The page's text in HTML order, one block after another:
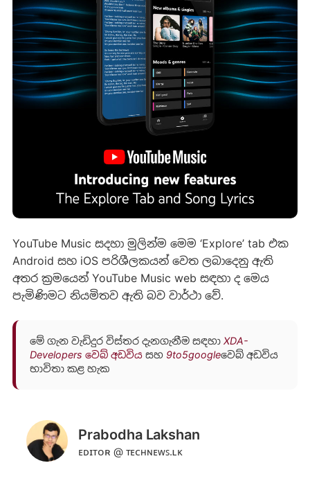
YouTube Music සදහා මුලින්ම මෙම ‘Explore’ tab එක
Android සහ iOS පරිශීලකයන් වෙත ලබාදෙනු ඇති
අතර ක්‍රමයෙන් YouTube Music web සඳහා ද මෙය
පැමිණිමට නියමිතව ඇති බව වාර්ථා වේ.
මේ ගැන වැඩිදුර විස්තර දැනගැනීම සඳහා XDA-
Developers වෙබ් අඩවියසහ 9to5googleවෙබ් අඩවිය
භාවිතා කළ හැක
Prabodha Lakshan
ᴇᴅɪᴛᴏʀ @ ᴛᴇᴄʜɴᴇᴡꜱ.ʟᴋ